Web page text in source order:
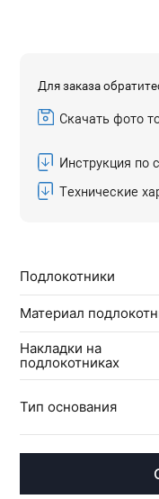
Для заказа
Скачать фото
Инструкция по
Технические
Подлокотники
Материал
Накладки на
подлокотниках
Тип основания